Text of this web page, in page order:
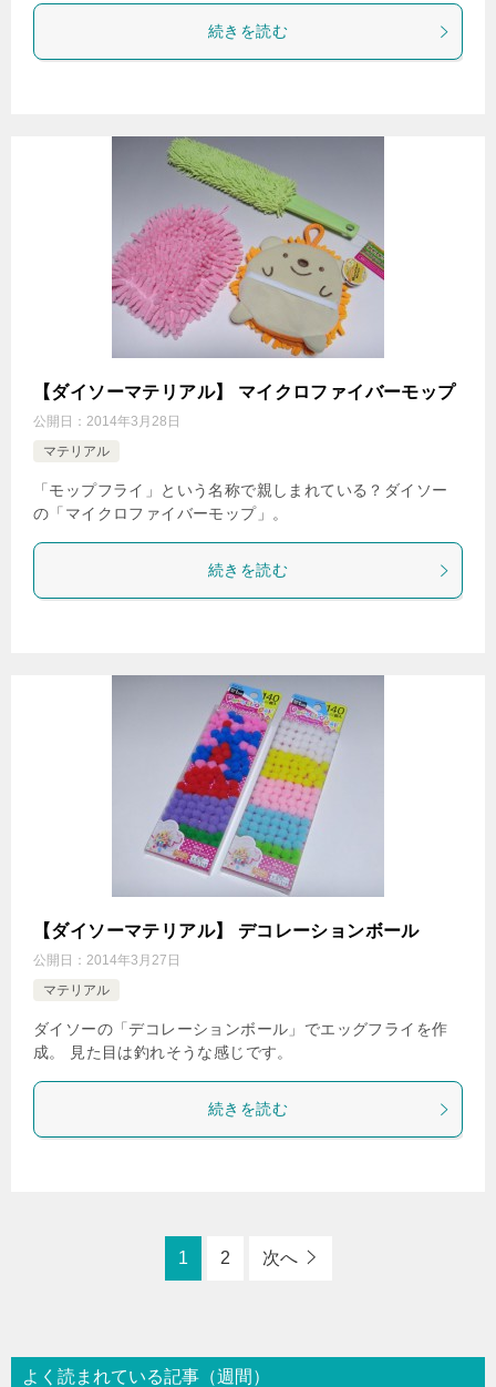
続きを読む
【ダイソーマテリアル】 マイクロファイバーモップ
公開日： 2014年3月28日
マテリアル
「モップフライ」という名称で親しまれている？ダイソー
の「マイクロファイバーモップ」。
続きを読む
【ダイソーマテリアル】 デコレーションボール
公開日： 2014年3月27日
マテリアル
ダイソーの「デコレーションボール」でエッグフライを作
成。 見た目は釣れそうな感じです。
続きを読む
1 2 次へ
よく読まれている記事（週間）